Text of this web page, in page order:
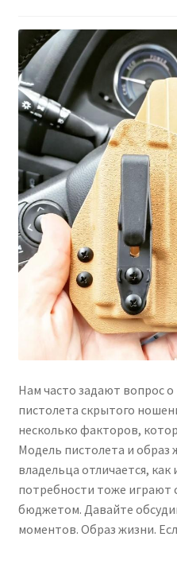
Нам часто задают вопрос
пистолета скрытого
несколько факторов,
Модель пистолета и образ
владельца отличается,
потребности тоже играют
бюджетом. Давайте
моментов. Образ жизни.